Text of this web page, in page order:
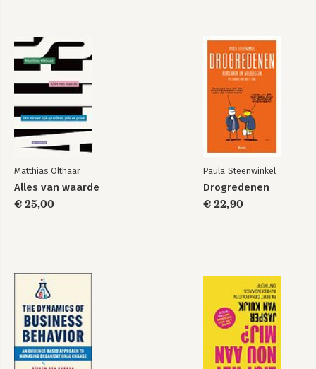
Matthias Olthaar
Alles van waarde
€ 25,00
Paula Steenwinkel
Drogredenen
€ 22,90